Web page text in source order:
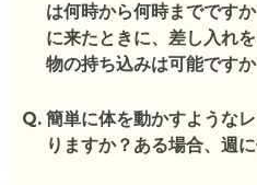
(回答者: 施設担当者,回答日: 2024/
は何時から何時までです
に来たときに、差し入れ
物の持ち込みは可能ですか
事前に一報だけいただいて
Q. 簡単に体を動かすような
りますか？ある場合、週